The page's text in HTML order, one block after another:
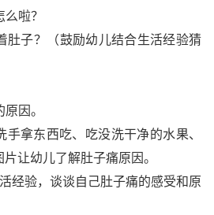
么啦？
肚子？（鼓励幼儿结合生活经验猜
因。
手拿东西吃、吃没洗干净的水果、
让幼儿了解肚子痛原因。
经验，谈谈自己肚子痛的感受和原